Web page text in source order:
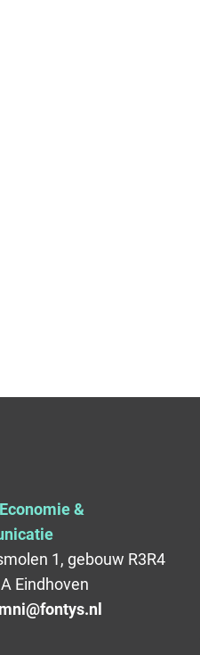
&
1, gebouw R3R4
Eindhoven